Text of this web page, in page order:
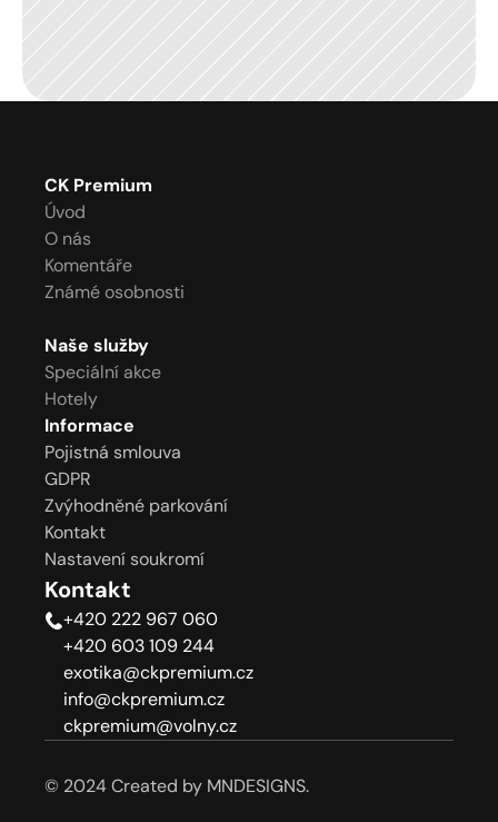
CK Premium
Úvod
O nás
Komentáře
Známé osobnosti
Naše služby
Speciální akce
Hotely
Informace
Pojistná smlouva
GDPR
Zvýhodněné parkování
Kontakt
Nastavení soukromí
Kontakt
+420 222 967 060
+420 603 109 244
exotika@ckpremium.cz
info@ckpremium.cz
ckpremium@volny.cz
© 2024 Created by MNDESIGNS.